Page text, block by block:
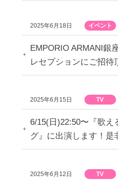
2025年6月18日 イベント
EMPORIO ARMANI銀
レセプションにご招待
2025年6月15日 TV
6/15(日)22:50〜『歌え
グ』に出演します！是
2025年6月12日 TV